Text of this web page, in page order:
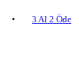
3 Al 2 Öde •